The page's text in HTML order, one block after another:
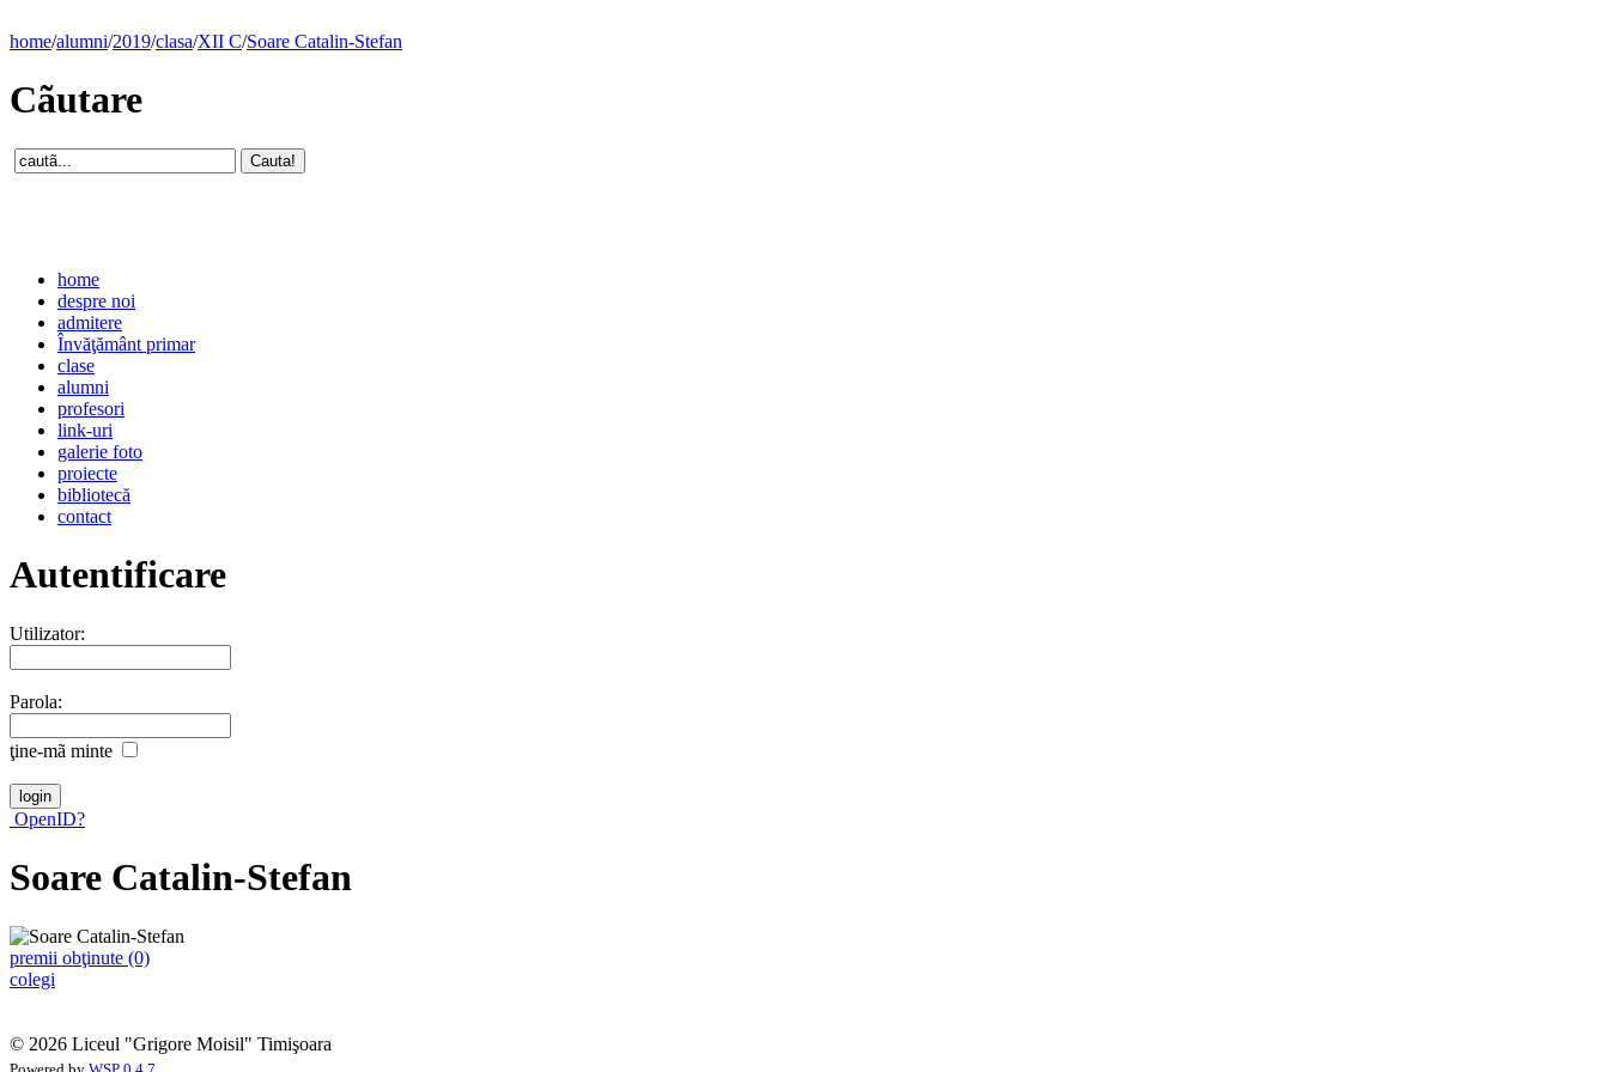
home/alumni/2019/clasa/XII C/Soare Catalin-Stefan
Cãutare
home
despre noi
admitere
Învăţământ primar
clase
alumni
profesori
link-uri
galerie foto
proiecte
bibliotecă
contact
Autentificare
Utilizator:
Parola:
ţine-mã minte
OpenID?
Soare Catalin-Stefan
premii obţinute (0)
colegi
© 2026 Liceul "Grigore Moisil" Timişoara